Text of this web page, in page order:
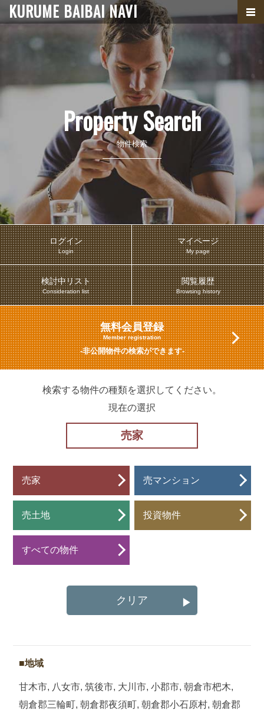
KURUME BAIBAI NAVI
Property Search
物件検索
ログイン
Login
マイページ
My page
検討中リスト
Consideration list
閲覧履歴
Browsing history
無料会員登録
Member registration
-非公開物件の検索ができます-
検索する物件の種類を選択してください。
現在の選択
売家
売家 売マンション
売土地 投資物件
すべての物件
クリア ▶
地域
甘木市, 八女市, 筑後市, 大川市, 小郡市, 朝倉市杷木,
朝倉郡三輪町, 朝倉郡夜須町, 朝倉郡小石原村, 朝倉郡